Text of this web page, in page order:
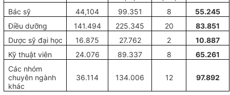
Bác sỹ 44,104 99.351 8
55.245
Điều dưỡng
141.494 225.345 20
83.851
Dược sỹ đại học
16.875 27.762 2
10.887
Kỹ thuật viên
24.076 89.337 8
65.261
Các nhóm
chuyên ngành
khác
36.114 134.006 12 97.892